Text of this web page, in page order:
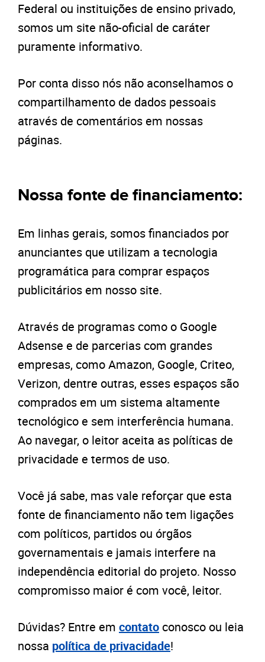
Federal ou instituições de ensino privado,
somos um site não-oficial de caráter
puramente informativo.
Por conta disso nós não aconselhamos o
compartilhamento de dados pessoais
através de comentários em nossas
páginas.
Nossa fonte de financiamento:
Em linhas gerais, somos financiados por
anunciantes que utilizam a tecnologia
programática para comprar espaços
publicitários em nosso site.
Através de programas como o Google
Adsense e de parcerias com grandes
empresas, como Amazon, Google, Criteo,
Verizon, dentre outras, esses espaços são
comprados em um sistema altamente
tecnológico e sem interferência humana.
Ao navegar, o leitor aceita as políticas de
privacidade e termos de uso.
Você já sabe, mas vale reforçar que esta
fonte de financiamento não tem ligações
com políticos, partidos ou órgãos
governamentais e jamais interfere na
independência editorial do projeto. Nosso
compromisso maior é com você, leitor.
Dúvidas? Entre em contato conosco ou leia
nossa política de privacidade!